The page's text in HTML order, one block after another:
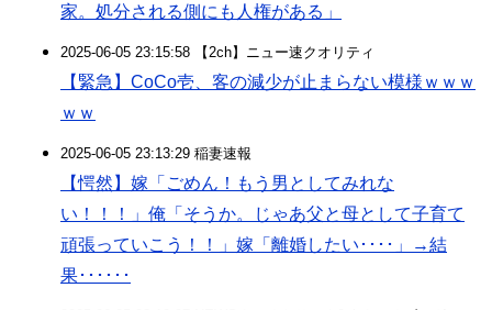
家。処分される側にも人権がある」
2025-06-05 23:15:58 【2ch】ニュー速クオリティ
【緊急】CoCo壱、客の減少が止まらない模様ｗｗｗ
ｗｗ
2025-06-05 23:13:29 稲妻速報
【愕然】嫁「ごめん！もう男としてみれな
い！！！」俺「そうか。じゃあ父と母として子育て
頑張っていこう！！」嫁「離婚したい････」→結
果･･････